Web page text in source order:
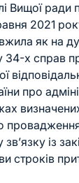
Вищої
2021
як на
34-х справ
про
із
строків